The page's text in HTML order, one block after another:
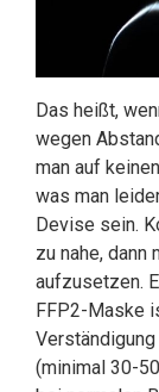
Das heißt,
wegen
man auf
was man
Devise sein.
zu nahe, dann
aufzusetzen.
FFP2-Maske
(minimal 30-